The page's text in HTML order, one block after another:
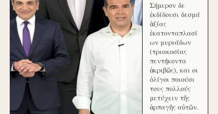
Σήμερον δε
ἐκδίδουσι δεσμά
ἀξίας
ἑκατονταπλασί
ων μυριάδων
(τριακοσίας
πεντήκοντα
ἀκριβῶς), και οι
ὀλίγοι ποιούσι
τους πολλούς
μετύχειν τῆς
ἁρπαγῆς αὐτῶν.